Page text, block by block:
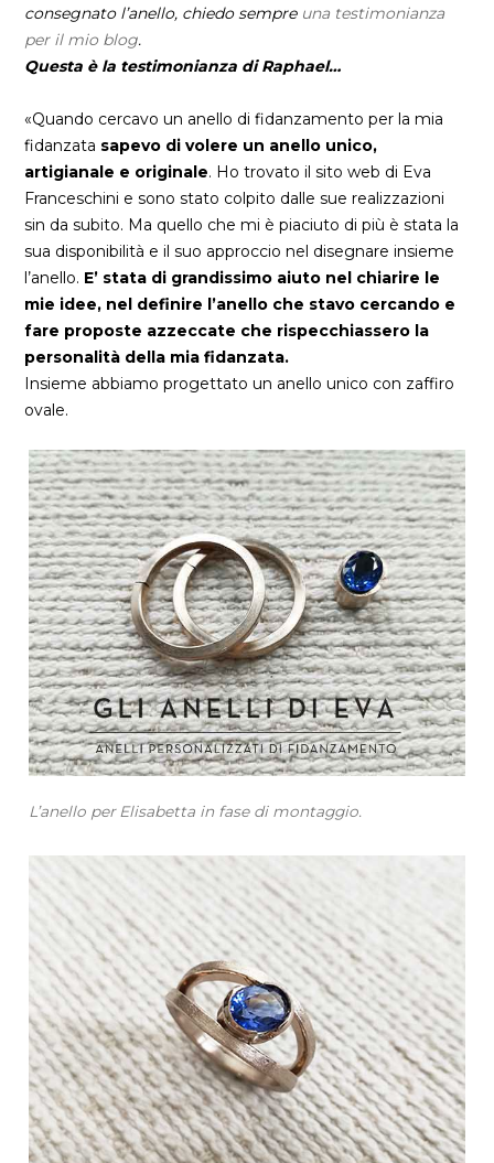
consegnato l’anello, chiedo sempreuna testimonianza
per il mio blog.
Questa è la testimonianza di Raphael…
«Quando cercavo un anello di fidanzamento per la mia
fidanzata sapevo di volere un anello unico,
artigianale e originale. Ho trovato il sito web di Eva
Franceschini e sono stato colpito dalle sue realizzazioni
sin da subito. Ma quello che mi è piaciuto di più è stata la
sua disponibilità e il suo approccio nel disegnare insieme
l’anello. E’ stata di grandissimo aiuto nel chiarire le
mie idee, nel definire l’anello che stavo cercando e
fare proposte azzeccate che rispecchiassero la
personalità della mia fidanzata.
Insieme abbiamo progettato un anello unico con zaffiro
ovale.
L’anello per Elisabetta in fase di montaggio.